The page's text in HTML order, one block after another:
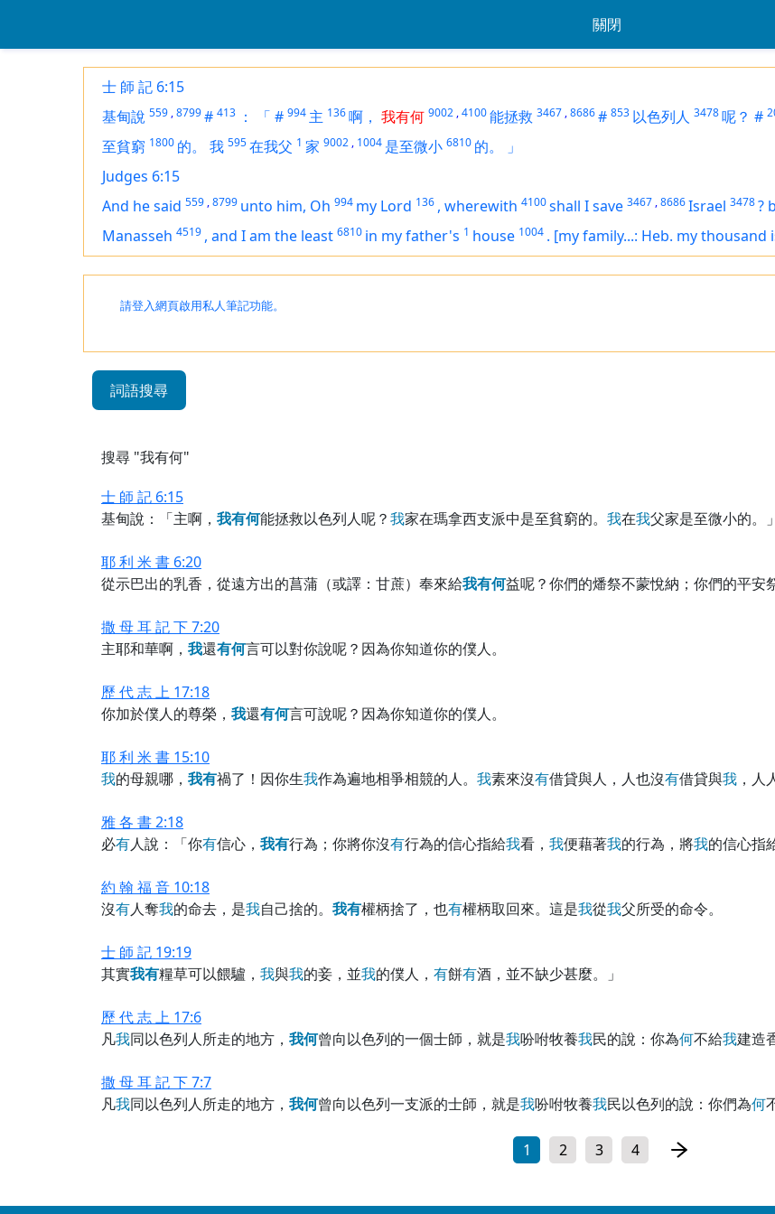
關閉
士 師 記 6:15
基甸說 559 ,8799# 413 ： 「 # 994 主 136啊， 我有何 9002 ,4100能拯救 3467 ,8686# 853 以色列人 3478呢？ #
至貧窮 1800 的。 我 595在我父 1 家 9002 , 1004 是至微小 6810 的。
」
Judges 6:15
And he said 559 ,8799 unto him, Oh 994 my Lord 136 , wherewith 4100shall I save 3467 ,8686Israel 3478?
Manasseh 4519 , and Iam the least 6810 in my father's 1 house 1004 . [my family...: Heb. my thousand
請登入網頁啟用私人筆記功能。
詞語搜尋
搜尋 "我有何"
士 師 記 6:15
基甸說：「主啊， 我有何能拯救以色列人呢？我家在瑪拿西支派中是至貧窮的。 我在我父家是至微小的。」
耶 利 米 書 6:20
從示巴出的乳香，從遠方出的菖蒲（或譯：甘蔗）奉來給我有何益呢？你們的燔祭不蒙悅納；你們的平安
撒 母 耳 記 下 7:20
主耶和華啊， 我還有何言可以對你說呢？因為你知道你的僕人。
歷 代 志 上 17:18
你加於僕人的尊榮， 我還有何言可說呢？因為你知道你的僕人。
耶 利 米 書 15:10
我的母親哪， 我有禍了！因你生我作為遍地相爭相競的人。 我素來沒有借貸與人，人也沒有借貸與我 ，人
雅 各 書 2:18
必有人說：「你有信心， 我有行為；你將你沒有行為的信心指給我看， 我便藉著我的行為，將我的信心指
約 翰 福 音 10:18
沒有人奪我的命去，是我自己捨的。 我有權柄捨了，也有權柄取回來。這是我從我父所受的命令。
士 師 記 19:19
其實我有糧草可以餵驢， 我與我的妾，並我的僕人， 有餅有酒，並不缺少甚麼。」
歷 代 志 上 17:6
凡我同以色列人所走的地方， 我何曾向以色列的一個士師，就是我吩咐牧養我民的說：你為何不給我建造
撒 母 耳 記 下 7:7
凡我同以色列人所走的地方， 我何曾向以色列一支派的士師，就是我吩咐牧養我民以色列的說：你們為何
1 2 3 4